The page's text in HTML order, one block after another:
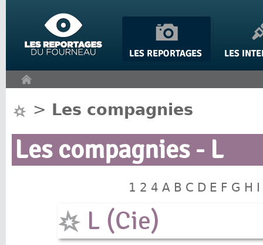
> Les compagnies
Les compagnies - L
1 2 4 A B C D E F G H
L (Cie)